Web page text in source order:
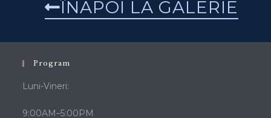
producție.
ÎNAPOI LA GALERIE